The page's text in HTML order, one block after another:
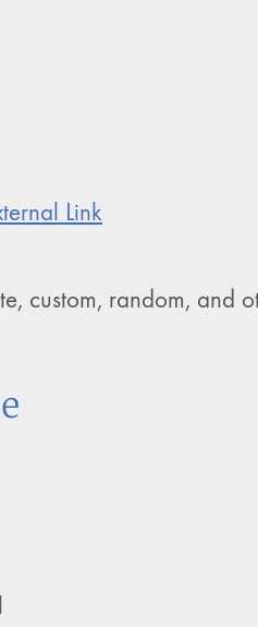
Link
custom, random, and